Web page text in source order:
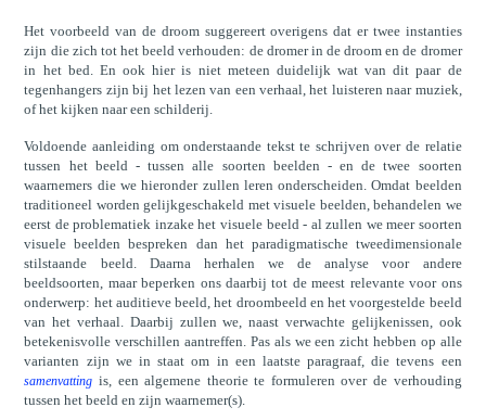
Het voorbeeld van de droom suggereert overigens dat er twee instanties
zijn die zich tot het beeld verhouden: de dromer in de droom en de dromer
in het bed. En ook hier is niet meteen duidelijk wat van dit paar de
tegenhangers zijn bij het lezen van een verhaal, het luisteren naar muziek,
of het kijken naar een schilderij.
Voldoende aanleiding om onderstaande tekst te schrijven over de relatie
tussen het beeld - tussen alle soorten beelden - en de twee soorten
waarnemers die we hieronder zullen leren onderscheiden. Omdat beelden
traditioneel worden gelijkgeschakeld met visuele beelden, behandelen we
eerst de problematiek inzake het visuele beeld - al zullen we meer soorten
visuele beelden bespreken dan het paradigmatische tweedimensionale
stilstaande beeld. Daarna herhalen we de analyse voor andere
beeldsoorten, maar beperken ons daarbij tot de meest relevante voor ons
onderwerp: het auditieve beeld, het droombeeld en het voorgestelde beeld
van het verhaal. Daarbij zullen we, naast verwachte gelijkenissen, ook
betekenisvolle verschillen aantreffen. Pas als we een zicht hebben op alle
varianten zijn we in staat om in een laatste paragraaf, die tevens een
samenvatting is, een algemene theorie te formuleren over de verhouding
tussen het beeld en zijn waarnemer(s).